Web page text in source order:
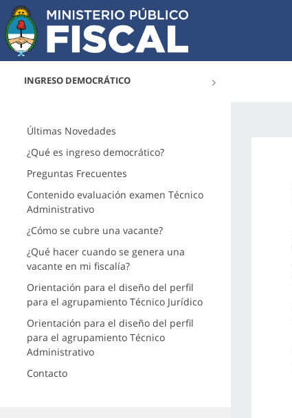
INGRESO DEMOCRÁTICO
Últimas Novedades
¿Qué es ingreso democrático?
Preguntas Frecuentes
Contenido evaluación examen Técnico
Administrativo
¿Cómo se cubre una vacante?
¿Qué hacer cuando se genera una
vacante en mi fiscalía?
Orientación para el diseño del perfil
para el agrupamiento Técnico Jurídico
Orientación para el diseño del perfil
para el agrupamiento Técnico
Administrativo
Contacto